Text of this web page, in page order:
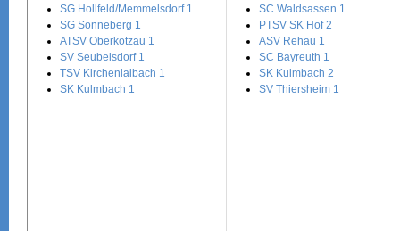
SG Hollfeld/Memmelsdorf 1
SG Sonneberg 1
ATSV Oberkotzau 1
SV Seubelsdorf 1
TSV Kirchenlaibach 1
SK Kulmbach 1
SC Waldsassen 1
PTSV SK Hof 2
ASV Rehau 1
SC Bayreuth 1
SK Kulmbach 2
SV Thiersheim 1